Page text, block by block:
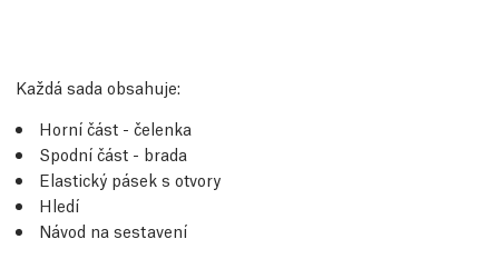
Každá sada obsahuje:
Horní část - čelenka
Spodní část - brada
Elastický pásek s otvory
Hledí
Návod na sestavení